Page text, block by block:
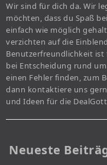
Wir sind für dich da. Wir
möchten, dass du Spaß
einfach wie möglich
verzichten auf die
Benutzerfreundlichkeit
bei Entscheidung rund
einen Fehler finden, zum
dann kontaktiere uns
und Ideen für die
Neueste